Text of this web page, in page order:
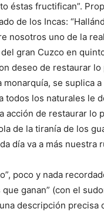
éstas fructifican”.
de los Incas:
nosotros uno de la
gran Cuzco en
deseo de restaurar
monarquía, se suplica
todos los naturales le
acción de restaurar lo
de la tiranía de los
día va a más nuestra
poco y nada
ganan” (con el
descripción precisa